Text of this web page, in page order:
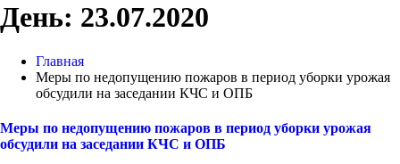
День: 23.07.2020
Главная
Меры по недопущению пожаров в период уборки урожая
обсудили на заседании КЧС и ОПБ
Меры по недопущению пожаров в период уборки урожая
обсудили на заседании КЧС и ОПБ